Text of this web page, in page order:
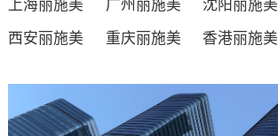
上海丽施美 广州丽施美
沈阳丽施美
西安丽施美
重庆丽施美 香港丽施美